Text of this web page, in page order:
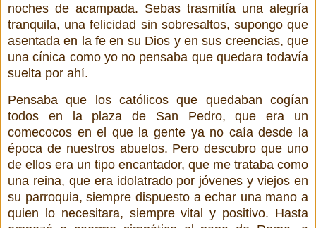
noches de acampada. Sebas trasmitía una alegría
tranquila, una felicidad sin sobresaltos, supongo que
asentada en la fe en su Dios y en sus creencias, que
una cínica como yo no pensaba que quedara todavía
suelta por ahí.
Pensaba que los católicos que quedaban cogían
todos en la plaza de San Pedro, que era un
comecocos en el que la gente ya no caía desde la
época de nuestros abuelos. Pero descubro que uno
de ellos era un tipo encantador, que me trataba como
una reina, que era idolatrado por jóvenes y viejos en
su parroquia, siempre dispuesto a echar una mano a
quien lo necesitara, siempre vital y positivo. Hasta